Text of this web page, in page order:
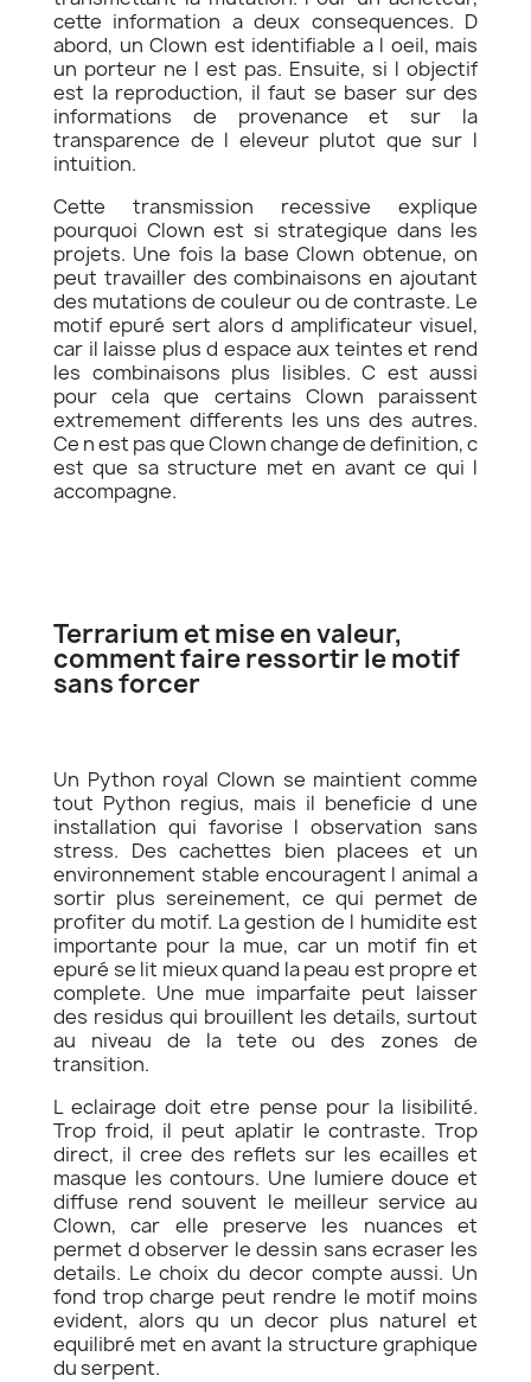
cette information a deux consequences. D
abord, un Clown est identifiable a l oeil, mais
un porteur ne l est pas. Ensuite, si l objectif
est la reproduction, il faut se baser sur des
informations de provenance et sur la
transparence de l eleveur plutot que sur l
intuition.
Cette transmission recessive explique
pourquoi Clown est si strategique dans les
projets. Une fois la base Clown obtenue, on
peut travailler des combinaisons en ajoutant
des mutations de couleur ou de contraste. Le
motif epuré sert alors d amplificateur visuel,
car il laisse plus d espace aux teintes et rend
les combinaisons plus lisibles. C est aussi
pour cela que certains Clown paraissent
extremement differents les uns des autres.
Ce n est pas que Clown change de definition, c
est que sa structure met en avant ce qui l
accompagne.
Terrarium et mise en valeur,
comment faire ressortir le motif
sans forcer
Un Python royal Clown se maintient comme
tout Python regius, mais il beneficie d une
installation qui favorise l observation sans
stress. Des cachettes bien placees et un
environnement stable encouragent l animal a
sortir plus sereinement, ce qui permet de
profiter du motif. La gestion de l humidite est
importante pour la mue, car un motif fin et
epuré se lit mieux quand la peau est propre et
complete. Une mue imparfaite peut laisser
des residus qui brouillent les details, surtout
au niveau de la tete ou des zones de
transition.
L eclairage doit etre pense pour la lisibilité.
Trop froid, il peut aplatir le contraste. Trop
direct, il cree des reflets sur les ecailles et
masque les contours. Une lumiere douce et
diffuse rend souvent le meilleur service au
Clown, car elle preserve les nuances et
permet d observer le dessin sans ecraser les
details. Le choix du decor compte aussi. Un
fond trop charge peut rendre le motif moins
evident, alors qu un decor plus naturel et
equilibré met en avant la structure graphique
du serpent.